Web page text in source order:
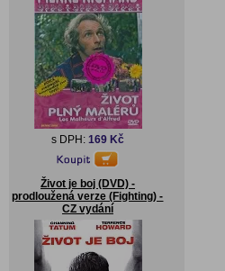
s DPH: 169 Kč
Život je boj (DVD) -
prodloužená verze (Fighting) -
CZ vydání